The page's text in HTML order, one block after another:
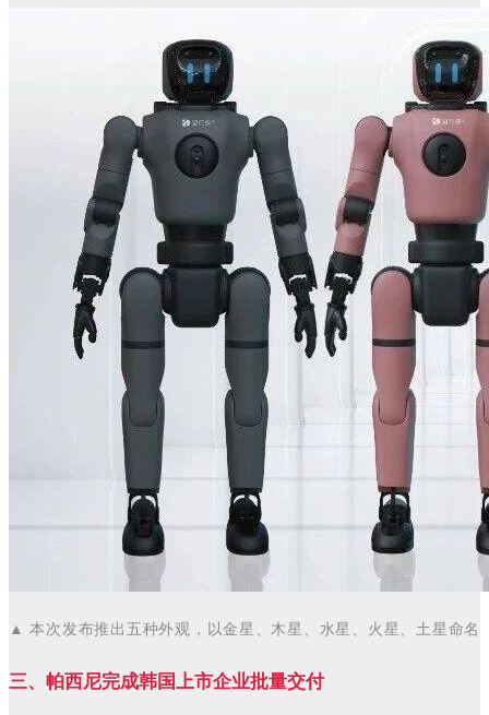
▲本次发布推出五种外观，以金星、木星、水星、火星、土星命名
三、 帕西尼完成韩国上市企业批量交付